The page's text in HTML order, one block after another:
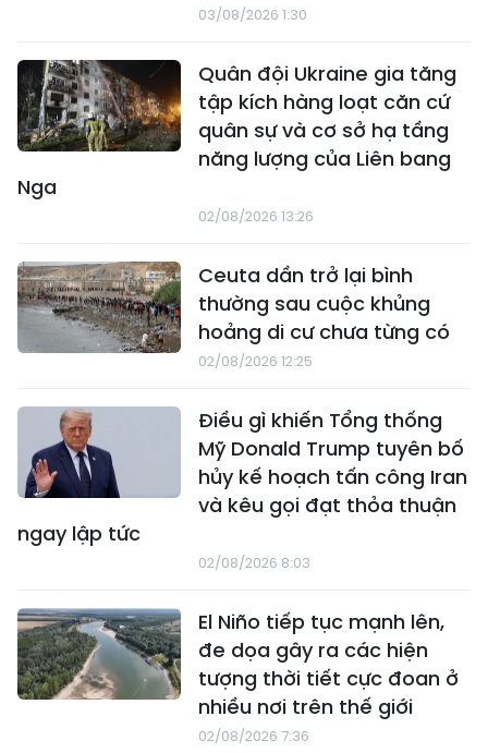
03/08/2026 1:30
Quân đội Ukraine gia tăng
tập kích hàng loạt căn cứ
quân sự và cơ sở hạ tầng
năng lượng của Liên bang
Nga
02/08/2026 13:26
Ceuta dần trở lại bình
thường sau cuộc khủng
hoảng di cư chưa từng có
02/08/2026 12:25
Điều gì khiến Tổng thống
Mỹ Donald Trump tuyên bố
hủy kế hoạch tấn công Iran
và kêu gọi đạt thỏa thuận
ngay lập tức
02/08/2026 8:03
El Niño tiếp tục mạnh lên,
đe dọa gây ra các hiện
tượng thời tiết cực đoan ở
nhiều nơi trên thế giới
02/08/2026 7:36